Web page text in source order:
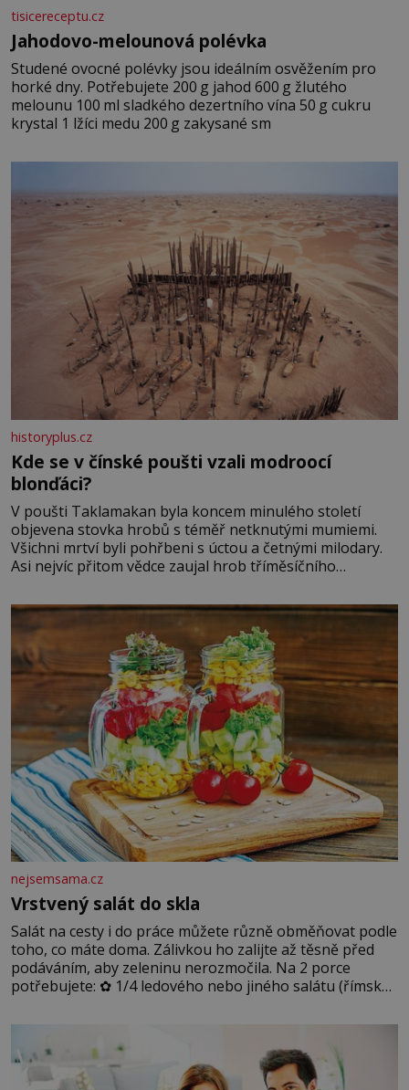
tisicereceptu.cz
Jahodovo-melounová polévka
Studené ovocné polévky jsou ideálním osvěžením pro
horké dny. Potřebujete 200 g jahod 600 g žlutého
melounu 100 ml sladkého dezertního vína 50 g cukru
krystal 1 lžíci medu 200 g zakysané sm
historyplus.cz
Kde se v čínské poušti vzali modroocí
blonďáci?
V poušti Taklamakan byla koncem minulého století
objevena stovka hrobů s téměř netknutými mumiemi.
Všichni mrtví byli pohřbeni s úctou a četnými milodary.
Asi nejvíc přitom vědce zaujal hrob tříměsíčního
blonďaté vlásky. Fakt, že jsou těla dávných lidí nesmírně
dobře zachovalá, přičítají odborníci zdejším klimatickým
podmínkám. Sucho, prosolené písky a extrémně
nejsemsama.cz
Vrstvený salát do skla
Salát na cesty i do práce můžete různě obměňovat podle
toho, co máte doma. Zálivkou ho zalijte až těsně před
podáváním, aby zeleninu nerozmočila. Na 2 porce
potřebujete: ✿ 1/4 ledového nebo jiného salátu (římský
okurky ✿ 2 rajčata Zálivka: ✿ 4 lžíce olivového oleje ✿ 1
lžíci citronové šťávy ✿ ½ stroužku